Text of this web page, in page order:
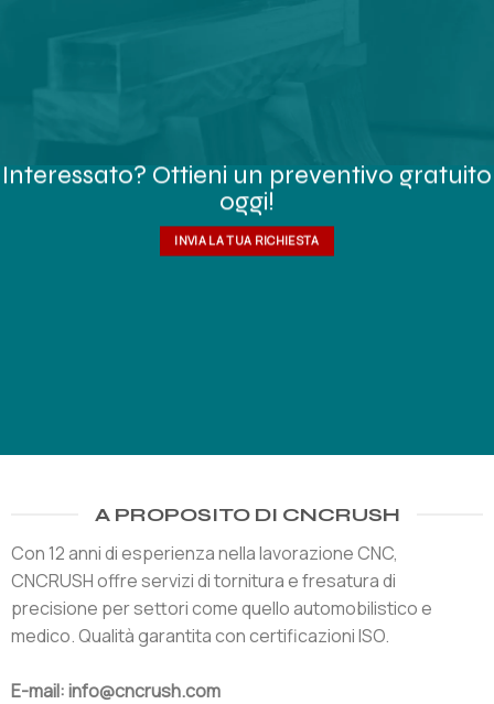
Interessato? Ottieni un preventivo gratuito
oggi!
INVIA LA TUA RICHIESTA
A PROPOSITO DI CNCRUSH
Con 12 anni di esperienza nella lavorazione CNC,
CNCRUSH offre servizi di tornitura e fresatura di
precisione per settori come quello automobilistico e
medico. Qualità garantita con certificazioni ISO.
E-mail: info@cncrush.com